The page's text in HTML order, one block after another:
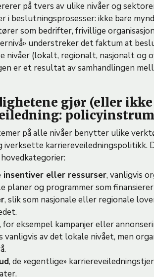
på tvers av ulike nivåer og
i beslutningsprosesser: ikke bare
som bedrifter, frivillige
understreker det faktum at
nivåer (lokalt, regionalt, nasjonalt og
er et resultat av samhandlingen
gjør (eller
på alle nivåer benytter ulike
iverksette karriereveiledningspolitikk.
insentiver eller ressurser, vanligvis
planer og programmer som
, slik som nasjonale eller regionale
, for eksempel kampanjer eller
vanligvis av det lokale nivået, men
, de «egentlige»